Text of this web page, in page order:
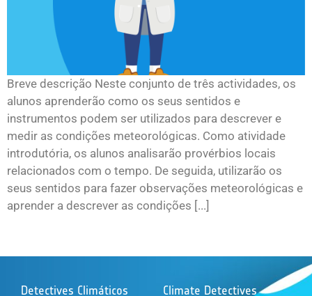
Breve descrição Neste conjunto de três actividades, os
alunos aprenderão como os seus sentidos e
instrumentos podem ser utilizados para descrever e
medir as condições meteorológicas. Como atividade
introdutória, os alunos analisarão provérbios locais
relacionados com o tempo. De seguida, utilizarão os
seus sentidos para fazer observações meteorológicas e
aprender a descrever as condições [...]
Detectives Climáticos
Climate Detectives